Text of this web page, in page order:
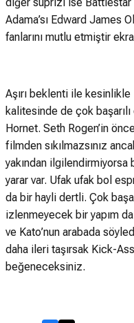
Adama’sı Edward James
fanlarını mutlu etmiştir
Aşırı beklenti ile
kalitesinde de çok
Hornet. Seth Rogen’in
filmden sıkılmazsınız
yakından ilgilendirmiyorsa
yarar var. Ufak ufak bol
da bir hayli dertli. Çok
izlenmeyecek bir yapım
ve Kato’nun arabada
daha ileri taşırsak Kick-
beğeneceksiniz.